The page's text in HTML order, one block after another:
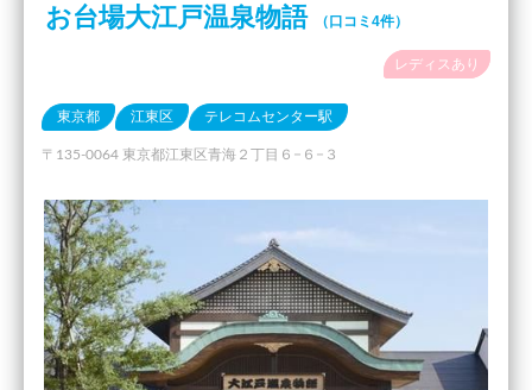
お台場大江戸温泉物語 （口コミ4件）
レディスあり
東京都 江東区 テレコムセンター駅
〒135-0064 東京都江東区青海２丁目６−６−３